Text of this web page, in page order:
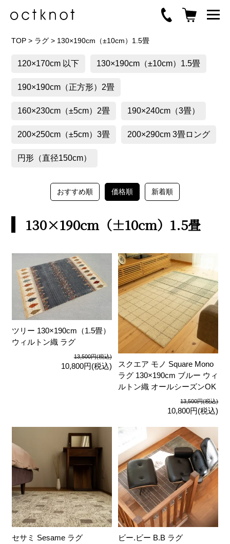
TOP > ラグ > 130×190cm（±10cm）1.5畳
120×170cm 以下 130×190cm（±10cm）1.5畳
190×190cm（正方形）2畳
160×230cm（±5cm）2畳 190×240cm（3畳）
200×250cm（±5cm）3畳 200×290cm 3畳ロング
円形（直径150cm）
おすすめ順 価格順 新着順
130×190cm（±10cm）1.5畳
ツリー 130×190cm（1.5畳）
ウィルトン織 ラグ
13,500円(税込)
10,800円(税込)
スクエア モノ Square Mono
ラグ 130×190cm ブルー ウィ
ルトン織 オールシーズンOK
13,500円(税込)
10,800円(税込)
セサミ Sesame ラグ
ビー.ビー B.B ラグ